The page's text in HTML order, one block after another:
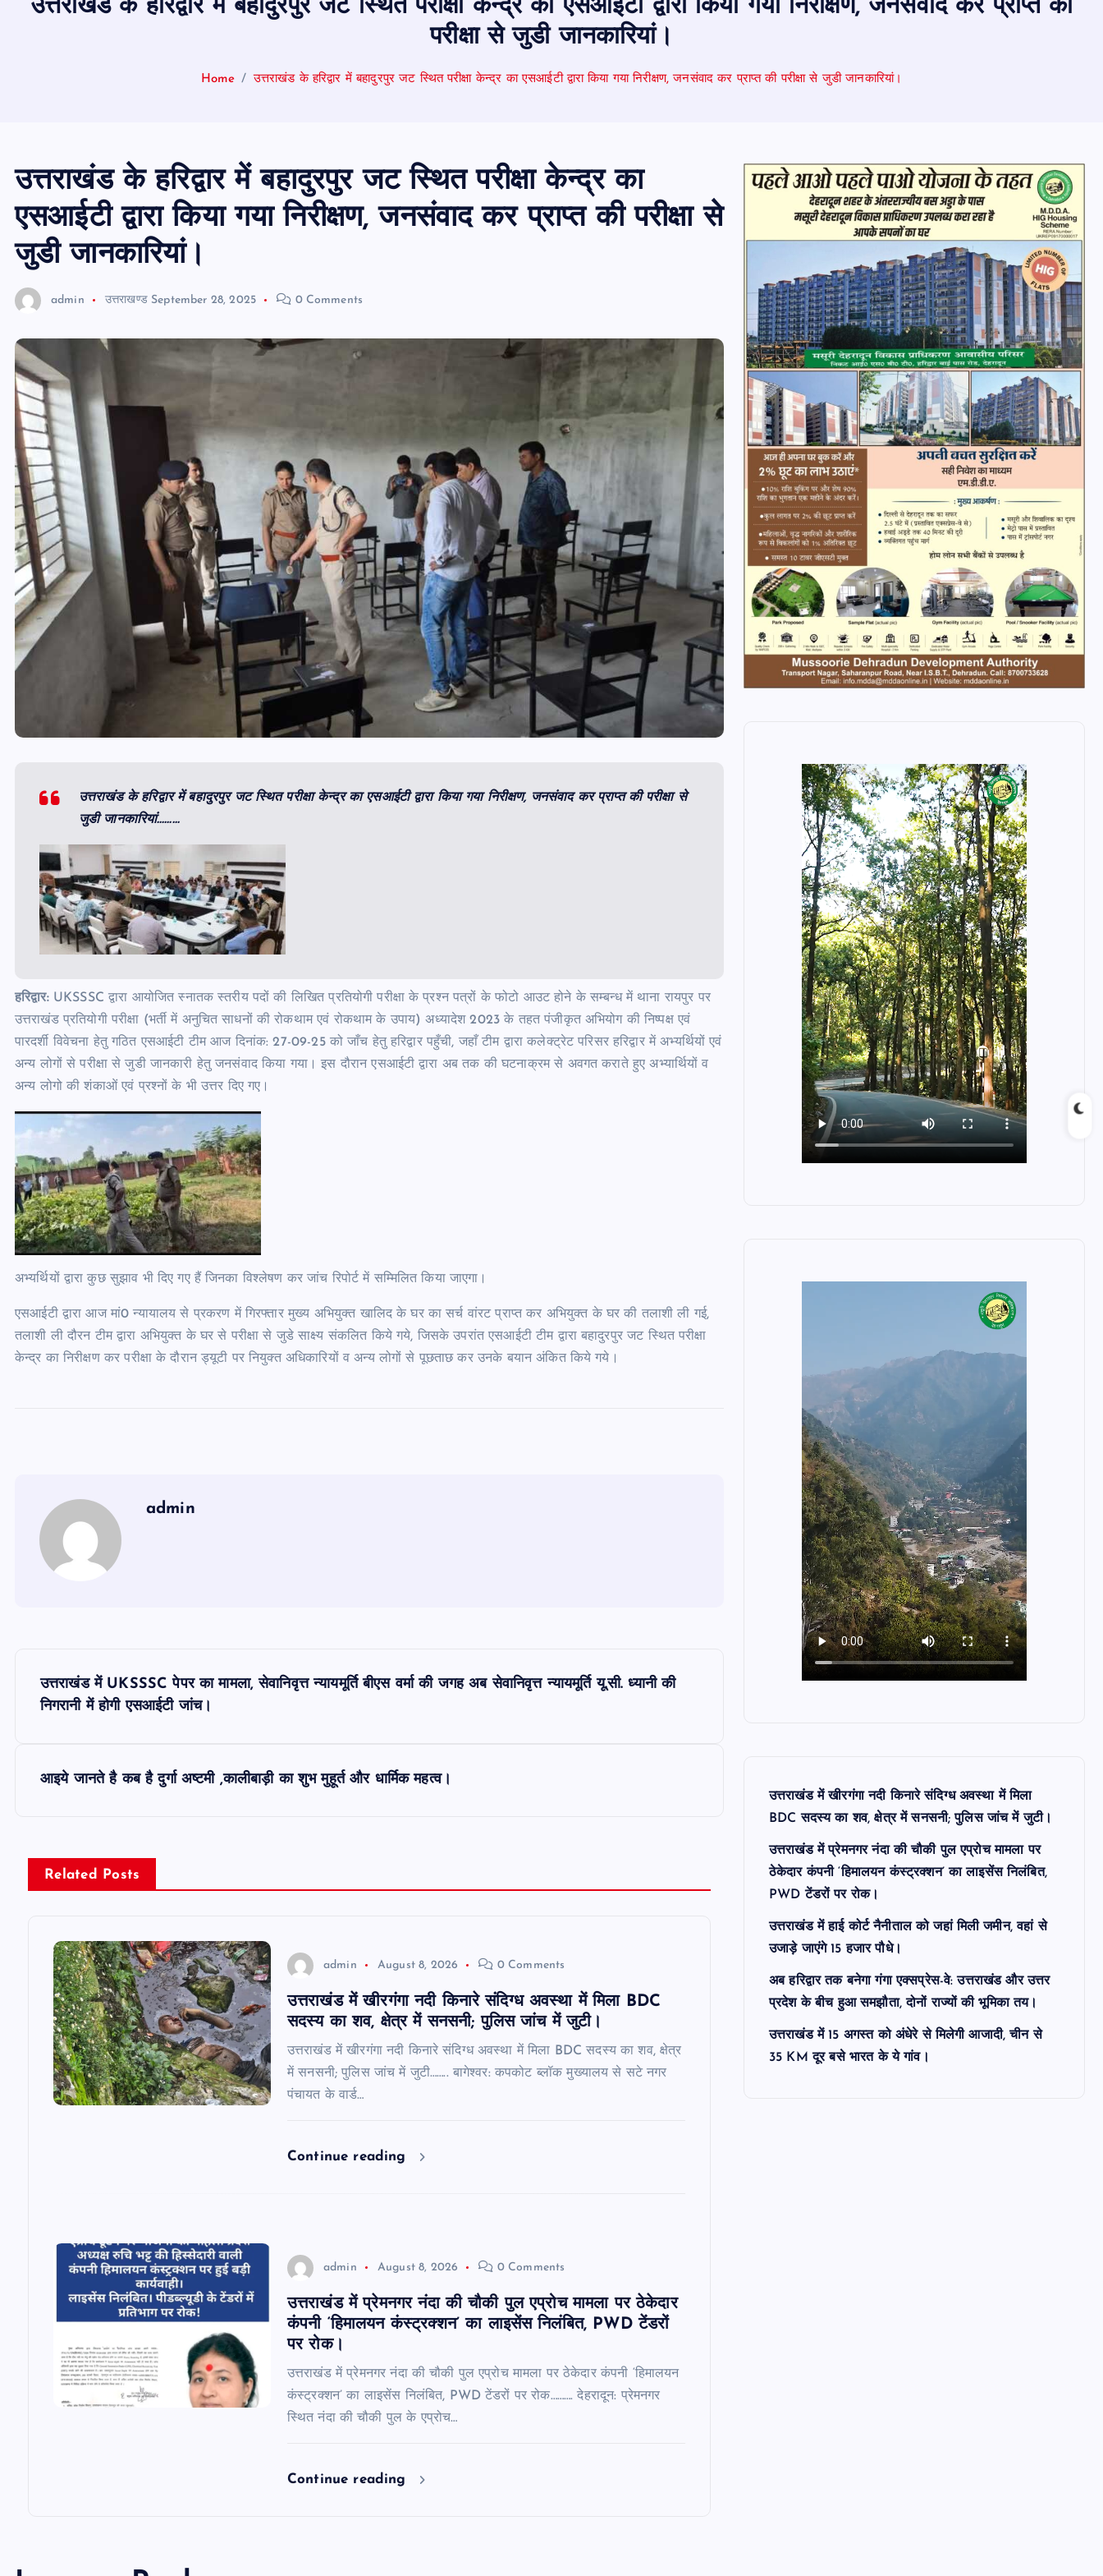
उत्तराखंड के हरिद्वार में बहादुरपुर जट स्थित परीक्षा केन्द्र का एसआईटी द्वारा किया गया निरीक्षण, जनसंवाद कर प्राप्त की
परीक्षा से जुडी जानकारियां।
Home उत्तराखंड के हरिद्वार में बहादुरपुर जट स्थित परीक्षा केन्द्र का एसआईटी द्वारा किया गया निरीक्षण, जनसंवाद कर प्राप्त की परीक्षा से जुडी जानकारियां।
उत्तराखंड के हरिद्वार में बहादुरपुर जट स्थित परीक्षा केन्द्र का
एसआईटी द्वारा किया गया निरीक्षण, जनसंवाद कर प्राप्त की परीक्षा से
जुडी जानकारियां।
admin उत्तराखण्ड September 28, 2025 0 Comments
उत्तराखंड के हरिद्वार में बहादुरपुर जट स्थित परीक्षा केन्द्र का एसआईटी द्वारा किया गया निरीक्षण, जनसंवाद कर प्राप्त की परीक्षा से
जुडी जानकारियां………
हरिद्वार:UKSSSC द्वारा आयोजित स्नातक स्तरीय पदों की लिखित प्रतियोगी परीक्षा के प्रश्न पत्रों के फोटो आउट होने के सम्बन्ध में थाना रायपुर पर
उत्तराखंड प्रतियोगी परीक्षा (भर्ती में अनुचित साधनों की रोकथाम एवं रोकथाम के उपाय) अध्यादेश 2023 के तहत पंजीकृत अभियोग की निष्पक्ष एवं
पारदर्शी विवेचना हेतु गठित एसआईटी टीम आज दिनांक: 27-09-25 को जाँच हेतु हरिद्वार पहुँची, जहाँ टीम द्वारा कलेक्ट्रेट परिसर हरिद्वार में अभ्यर्थियों एवं
अन्य लोगों से परीक्षा से जुडी जानकारी हेतु जनसंवाद किया गया। इस दौरान एसआईटी द्वारा अब तक की घटनाक्रम से अवगत कराते हुए अभ्यार्थियों व
अन्य लोगो की शंकाओं एवं प्रश्नों के भी उत्तर दिए गए।
अभ्यर्थियों द्वारा कुछ सुझाव भी दिए गए हैं जिनका विश्लेषण कर जांच रिपोर्ट में सम्मिलित किया जाएगा।
एसआईटी द्वारा आज मां0 न्यायालय से प्रकरण में गिरफ्तार मुख्य अभियुक्त खालिद के घर का सर्च वांरट प्राप्त कर अभियुक्त के घर की तलाशी ली गई,
तलाशी ली दौरन टीम द्वारा अभियुक्त के घर से परीक्षा से जुडे साक्ष्य संकलित किये गये, जिसके उपरांत एसआईटी टीम द्वारा बहादुरपुर जट स्थित परीक्षा
केन्द्र का निरीक्षण कर परीक्षा के दौरान ड्यूटी पर नियुक्त अधिकारियों व अन्य लोगों से पूछताछ कर उनके बयान अंकित किये गये।
admin
n
a
उत्तराखंड में UKSSSC पेपर का मामला, सेवानिवृत्त न्यायमूर्ति बीएस वर्मा की जगह अब सेवानिवृत्त न्यायमूर्ति यू.सी. ध्यानी की
निगरानी में होगी एसआईटी जांच।
आइये जानते है कब है दुर्गा अष्टमी ,कालीबाड़ी का शुभ मुहूर्त और धार्मिक महत्व।
Related Posts
admin August 8, 2026 0 Comments
उत्तराखंड में खीरगंगा नदी किनारे संदिग्ध अवस्था में मिला BDC
सदस्य का शव, क्षेत्र में सनसनी; पुलिस जांच में जुटी।
उत्तराखंड में खीरगंगा नदी किनारे संदिग्ध अवस्था में मिला BDC सदस्य का शव, क्षेत्र
में सनसनी; पुलिस जांच में जुटी…….. बागेश्वर: कपकोट ब्लॉक मुख्यालय से सटे नगर
पंचायत के वार्ड…
Continue reading
admin August 8, 2026 0 Comments
उत्तराखंड में प्रेमनगर नंदा की चौकी पुल एप्रोच मामला पर ठेकेदार
कंपनी ‘हिमालयन कंस्ट्रक्शन’ का लाइसेंस निलंबित, PWD टेंडरों
पर रोक।
उत्तराखंड में प्रेमनगर नंदा की चौकी पुल एप्रोच मामला पर ठेकेदार कंपनी ‘हिमालयन
कंस्ट्रक्शन’ का लाइसेंस निलंबित, PWD टेंडरों पर रोक………. देहरादून: प्रेमनगर
स्थित नंदा की चौकी पुल के एप्रोच…
Continue reading
उत्तराखंड में खीरगंगा नदी किनारे संदिग्ध अवस्था में मिला
BDC सदस्य का शव, क्षेत्र में सनसनी; पुलिस जांच में जुटी।
उत्तराखंड में प्रेमनगर नंदा की चौकी पुल एप्रोच मामला पर
ठेकेदार कंपनी ‘हिमालयन कंस्ट्रक्शन’ का लाइसेंस निलंबित,
PWD टेंडरों पर रोक।
उत्तराखंड में हाई कोर्ट नैनीताल को जहां मिली जमीन, वहां से
उजाड़े जाएंगे 15 हजार पौधे।
अब हरिद्वार तक बनेगा गंगा एक्सप्रेस-वे: उत्तराखंड और उत्तर
प्रदेश के बीच हुआ समझौता, दोनों राज्यों की भूमिका तय।
उत्तराखंड में 15 अगस्त को अंधेरे से मिलेगी आजादी, चीन से
35 KM दूर बसे भारत के ये गांव।